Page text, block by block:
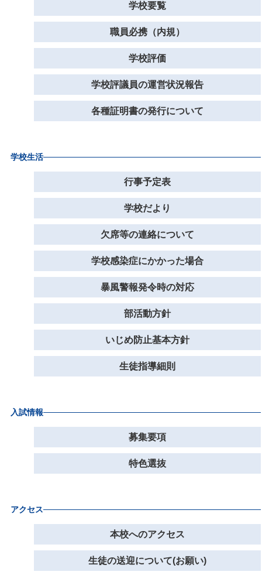
学校要覧
職員必携（内規）
学校評価
学校評議員の運営状況報告
各種証明書の発行について
学校生活
行事予定表
学校だより
欠席等の連絡について
学校感染症にかかった場合
暴風警報発令時の対応
部活動方針
いじめ防止基本方針
生徒指導細則
入試情報
募集要項
特色選抜
アクセス
本校へのアクセス
生徒の送迎について(お願い)